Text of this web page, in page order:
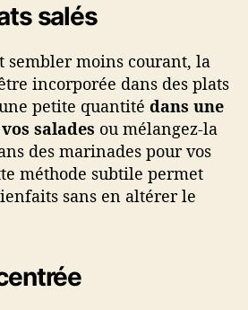
salés
sembler moins courant, la
incorporée dans des plats
petite quantité dans une
salades ou mélangez-la
des marinades pour vos
méthode subtile permet
sans en altérer le